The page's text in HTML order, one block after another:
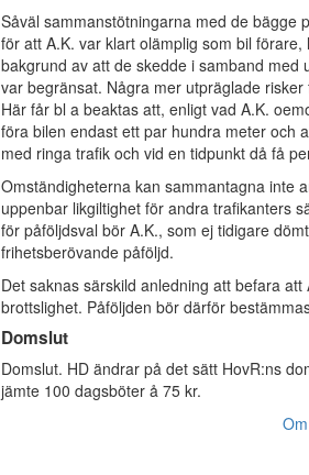
Såväl sammanstötningarna med de bägge
för att A.K. var klart olämplig som bil
bakgrund av att de skedde i samband
var begränsat. Några mer utpräglade
Här får bl a beaktas att, enligt vad A.K.
föra bilen endast ett par hundra meter och
med ringa trafik och vid en tidpunkt då få
Omständigheterna kan sammantagna inte
uppenbar likgiltighet för andra trafikanters
för påföljdsval bör A.K., som ej tidigare
frihetsberövande påföljd.
Det saknas särskild anledning att befara
brottslighet. Påföljden bör därför
Domslut
Domslut. HD ändrar på det sätt HovR:ns
jämte 100 dagsböter å 75 kr.